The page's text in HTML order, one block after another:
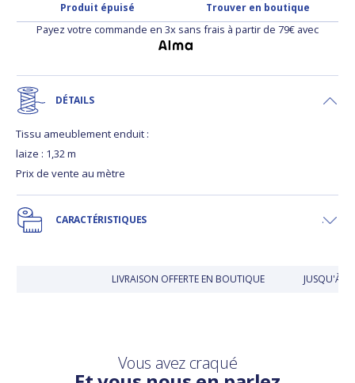
Produit épuisé Trouver en boutique
Payez votre commande en 3x sans frais à partir de 79€ avec
DÉTAILS
Tissu ameublement enduit :
laize : 1,32 m
Prix de vente au mètre
CARACTÉRISTIQUES
LIVRAISON OFFERTE EN BOUTIQUE JUSQU'À
Vous avez craqué